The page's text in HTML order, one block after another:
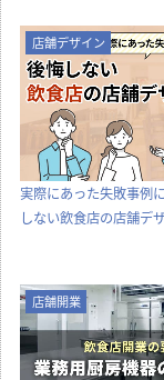
店舗デザイン
実際にあった失敗事例
しない飲食店の店舗デ
店舗開業